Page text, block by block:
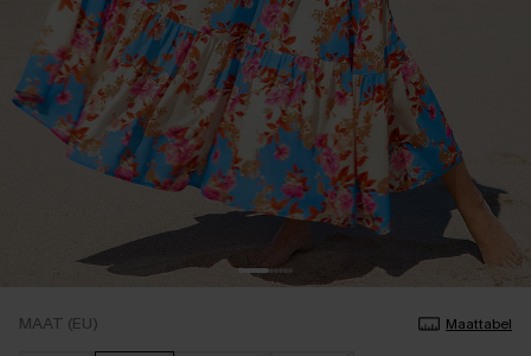
MAAT (EU) Maattabel